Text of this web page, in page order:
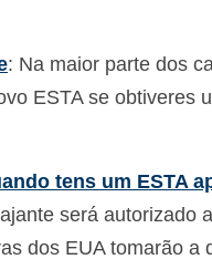
: Na maior parte dos
ESTA se obtiveres
tens um ESTA
será autorizado
dos EUA tomarão